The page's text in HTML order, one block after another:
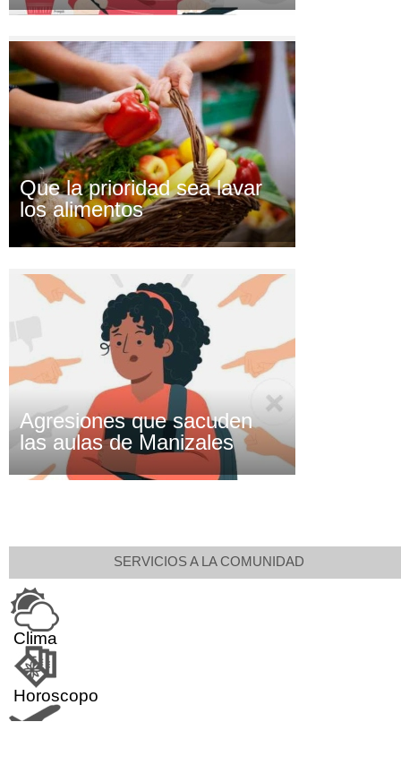
Que la prioridad sea lavar
los alimentos
Agresiones que sacuden
las aulas de Manizales
SERVICIOS A LA COMUNIDAD
Clima
Horoscopo